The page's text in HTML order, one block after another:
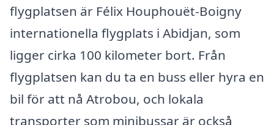
flygplatsen är Félix Houphouët-Boigny
internationella flygplats i Abidjan, som
ligger cirka 100 kilometer bort. Från
flygplatsen kan du ta en buss eller hyra en
bil för att nå Atrobou, och lokala
transporter som minibussar är också